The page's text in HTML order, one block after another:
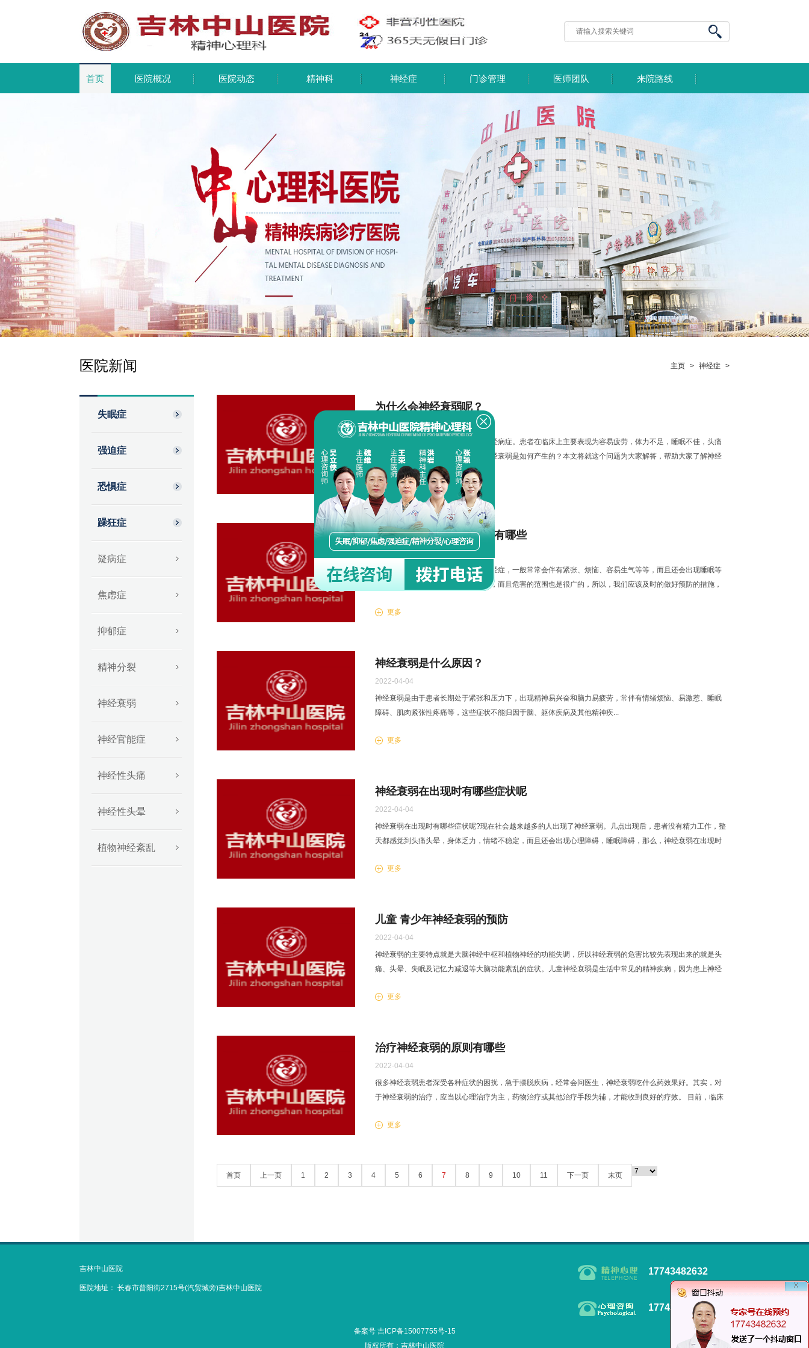
首页 医院概况 医院动态 精神科 神经症 门诊管理 医师团队 来院路线
医院新闻
失眠症
强迫症
恐惧症
躁狂症
疑病症
焦虑症
抑郁症
精神分裂
神经衰弱
神经官能症
神经性头痛
神经性头晕
植物神经紊乱
主页 > 神经症 >
为什么会神经衰弱呢？
2022-04-18
神经衰弱是日常生活中一种常见的神经病症。患者在临床上主要表现为容易疲劳，体力不足，睡眠不佳，头痛
等。那么，为什么会神经衰弱呢？神经衰弱是如何产生的？本文将就这个问题为大家解答，帮助大家了解神经
衰弱的病因。 医师指出，人的大脑具有兴奋和抑制两...
更多
自我预防神经衰弱的措施有哪些
2022-04-04
神经衰弱是一种以脑和身体为主的神经症，一般常常会伴有紧张、烦恼、容易生气等等，而且还会出现睡眠等
障碍。给人们造成的危害是非常的大，而且危害的范围也是很广的，所以，我们应该及时的做好预防的措施，
更多
神经衰弱是什么原因？
2022-04-04
神经衰弱是由于患者长期处于紧张和压力下，出现精神易兴奋和脑力易疲劳，常伴有情绪烦恼、易激惹、睡眠
障碍、肌肉紧张性疼痛等，这些症状不能归因于脑、躯体疾病及其他精神疾...
更多
神经衰弱在出现时有哪些症状呢
2022-04-04
神经衰弱在出现时有哪些症状呢?现在社会越来越多的人出现了神经衰弱。几点出现后，患者没有精力工作，整
天都感觉到头痛头晕，身体乏力，情绪不稳定，而且还会出现心理障碍，睡眠障碍，那么，神经衰弱在出现时
更多
儿童 青少年神经衰弱的预防
2022-04-04
神经衰弱的主要特点就是大脑神经中枢和植物神经的功能失调，所以神经衰弱的危害比较先表现出来的就是头
痛、头晕、失眠及记忆力减退等大脑功能紊乱的症状。儿童神经衰弱是生活中常见的精神疾病，因为患上神经
更多
治疗神经衰弱的原则有哪些
2022-04-04
很多神经衰弱患者深受各种症状的困扰，急于摆脱疾病，经常会问医生，神经衰弱吃什么药效果好。其实，对
于神经衰弱的治疗，应当以心理治疗为主，药物治疗或其他治疗手段为辅，才能收到良好的疗效。 目前，临床
更多
首页 上一页 1 2 3 4 5 6 7 8 9 10 11 下一页 末页
吉林中山医院
医院地址： 长春市普阳街2715号(汽贸城旁)吉林中山医院
17743482632
17743482632
备案号 吉ICP备15007755号-15
版权所有：吉林中山医院